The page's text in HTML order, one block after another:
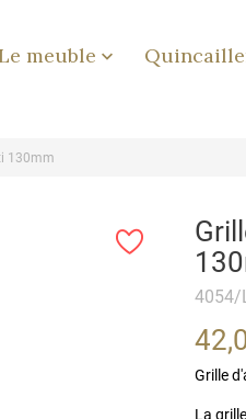
meuble 
130mm
4054/
Grille
La